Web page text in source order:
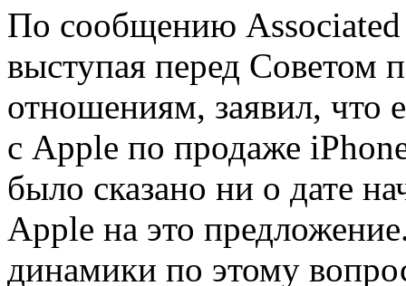
По сообщению Associated
выступая перед Советом
отношениям, заявил, что
с Apple по продаже
было сказано ни о дате
Apple на это
динамики по этому